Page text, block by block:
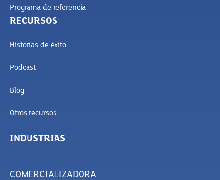
Programa de referencia
RECURSOS
Historias de éxito
Podcast
Blog
Otros recursos
INDUSTRIAS
COMERCIALIZADORA